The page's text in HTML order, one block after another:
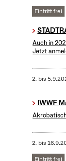
Eintritt frei
Auch in
Jetzt
2. bis
IWWF
2. bis
Eintritt frei